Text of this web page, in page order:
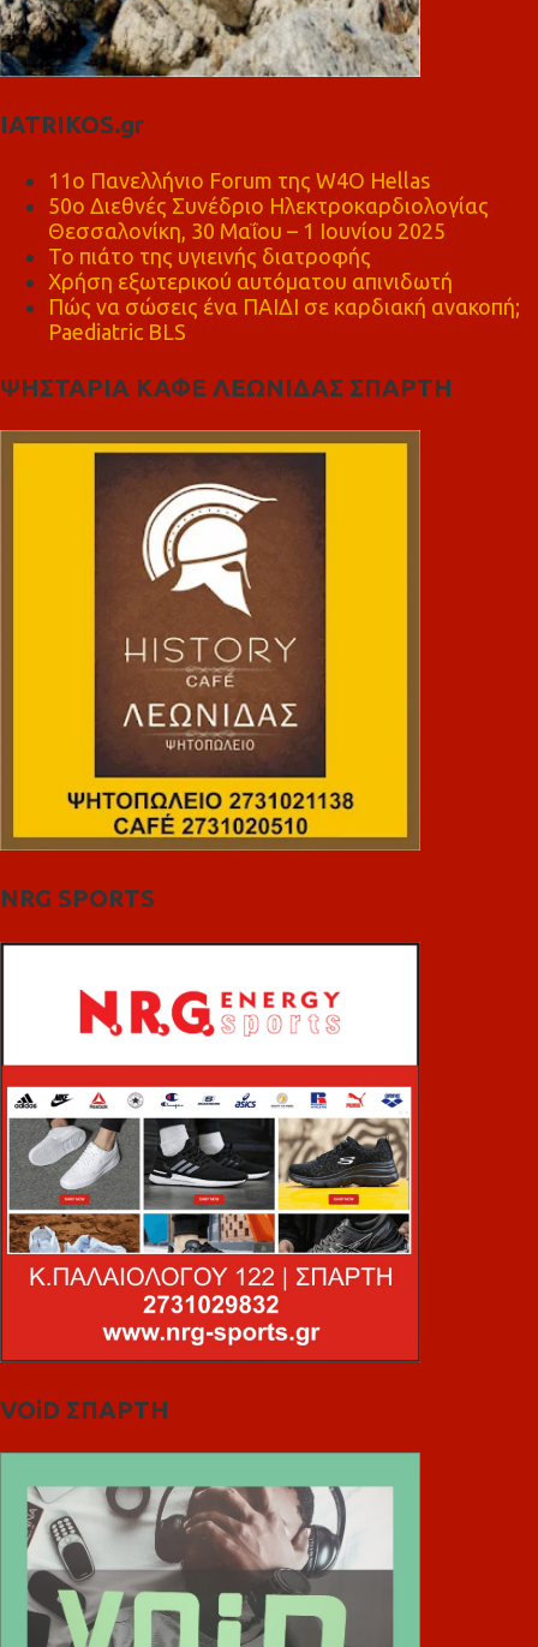
IATRIKOS.gr
11ο Πανελλήνιο Forum της W4O Hellas
50ο Διεθνές Συνέδριο Ηλεκτροκαρδιολογίας
Θεσσαλονίκη, 30 Μαΐου – 1 Ιουνίου 2025
Το πιάτο της υγιεινής διατροφής
Χρήση εξωτερικού αυτόματου απινιδωτή
Πώς να σώσεις ένα ΠΑΙΔΙ σε καρδιακή ανακοπή;
Paediatric BLS
ΨΗΣΤΑΡΙΑ ΚΑΦΕ ΛΕΩΝΙΔΑΣ ΣΠΑΡΤΗ
NRG SPORTS
VOiD ΣΠΑΡΤΗ